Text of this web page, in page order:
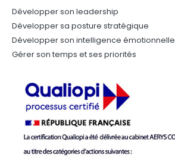
Développer son leadership
Développer sa posture stratégique
Développer son intelligence émotionnelle
Gérer son temps et ses priorités